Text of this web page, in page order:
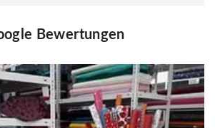
Bewertungen